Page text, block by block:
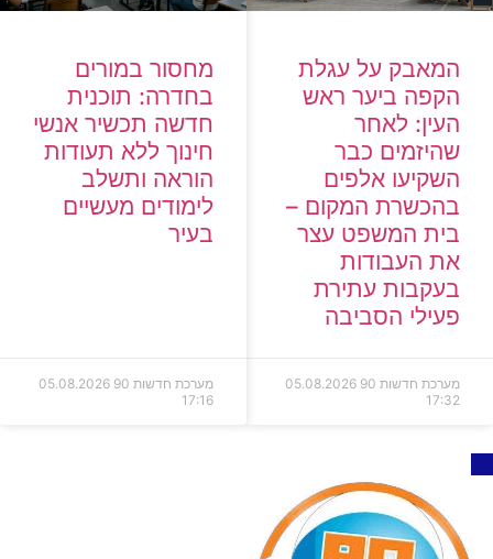
המאבק על עגלת
הקפה ביער ראש
העין: לאחר
שהיזמים כבר
השקיעו אלפים
בהכשרת המקום –
בית המשפט עצר
את העבודות
בעקבות עתירת
פעילי הסביבה
מערכת חדשות 90
05.08.2026
17:32
מחסור במורים
בחדרה: תוכנית
חדשה תכשיר אנשי
חינוך ללא תעודות
הוראה ותשלב
לימודים מעשיים
בעיר
מערכת חדשות 90
05.08.2026
17:16